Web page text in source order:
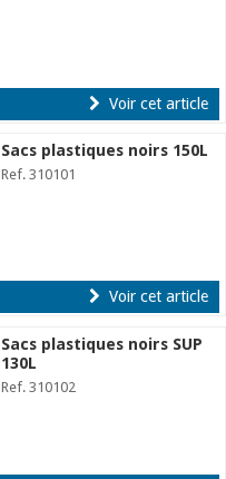
Voir cet article
Sacs plastiques noirs 150L
Ref. 310101
Voir cet article
Sacs plastiques noirs SUP
130L
Ref. 310102